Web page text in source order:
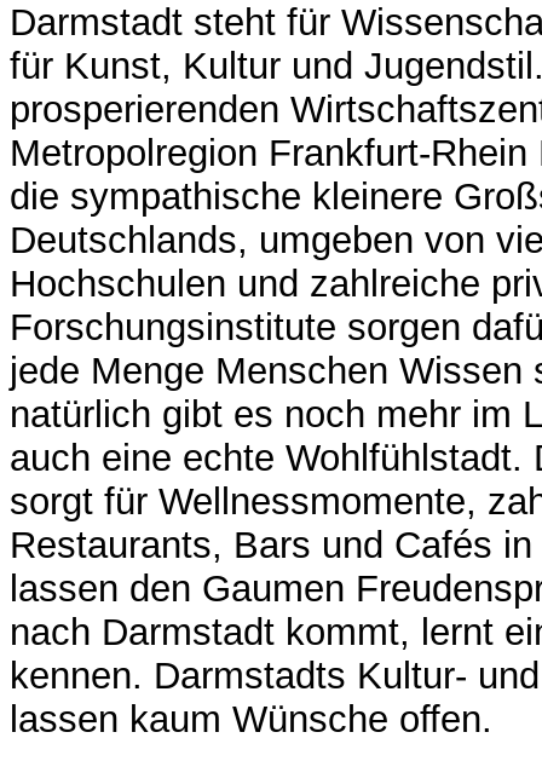
Darmstadt steht für
für Kunst, Kultur und
prosperierenden
Metropolregion Frankfurt-
die sympathische kleinere
Deutschlands, umgeben von
Hochschulen und zahlreiche
Forschungsinstitute sorgen
jede Menge Menschen Wissen
natürlich gibt es noch mehr im
auch eine echte Wohlfühlstadt.
sorgt für Wellnessmomente,
Restaurants, Bars und Cafés
lassen den Gaumen
nach Darmstadt kommt, lernt
kennen. Darmstadts Kultur-
lassen kaum Wünsche offen.